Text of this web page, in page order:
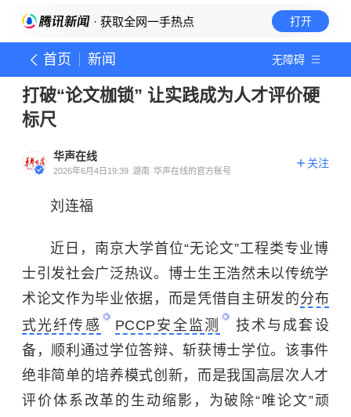
· 获取全网一手热点 打开
首页 新闻 无障碍
打破“论文枷锁” 让实践成为人才评价硬
标尺
华声在线
2026年6月4日19:39 湖南 华声在线的官方账号
关注
刘连福
近日，南京大学首位“无论文”工程类专业博
士引发社会广泛热议。博士生王浩然未以传统学
术论文作为毕业依据，而是凭借自主研发的分布
式光纤传感
PCCP安全监测
技术与成套设
备，顺利通过学位答辩、斩获博士学位。该事件
绝非简单的培养模式创新，而是我国高层次人才
评价体系改革的生动缩影，为破除“唯论文”顽